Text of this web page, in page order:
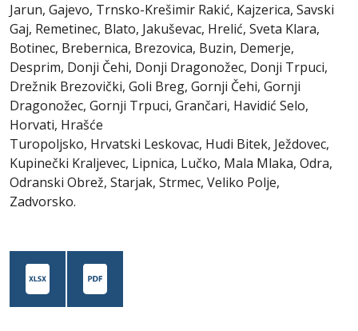
Jarun, Gajevo, Trnsko-Krešimir Rakić, Kajzerica, Savski
Gaj, Remetinec, Blato, Jakuševac, Hrelić, Sveta Klara,
Botinec, Brebernica, Brezovica, Buzin, Demerje,
Desprim, Donji Čehi, Donji Dragonožec, Donji Trpuci,
Drežnik Brezovički, Goli Breg, Gornji Čehi, Gornji
Dragonožec, Gornji Trpuci, Grančari, Havidić Selo,
Horvati, Hrašće
Turopoljsko, Hrvatski Leskovac, Hudi Bitek, Ježdovec,
Kupinečki Kraljevec, Lipnica, Lučko, Mala Mlaka, Odra,
Odranski Obrež, Starjak, Strmec, Veliko Polje,
Zadvorsko.